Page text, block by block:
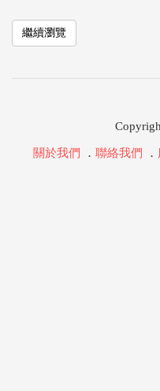
繼續瀏覽
關於我們 ． 聯絡我們 ．